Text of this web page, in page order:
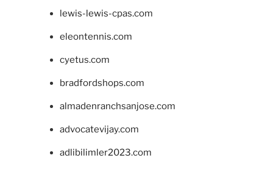
lewis-lewis-cpas.com
eleontennis.com
cyetus.com
bradfordshops.com
almadenranchsanjose.com
advocatevijay.com
adlibilimler2023.com